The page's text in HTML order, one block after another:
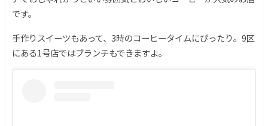
です。
手作りスイーツもあって、3時のコーヒータイムにぴったり。9区
にある1号店ではブランチもできますよ。